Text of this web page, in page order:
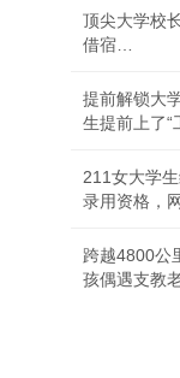
顶尖大学校
借宿…
提前解锁大
生提前上了“
211女大学
录用资格，
跨越4800公
孩偶遇支教